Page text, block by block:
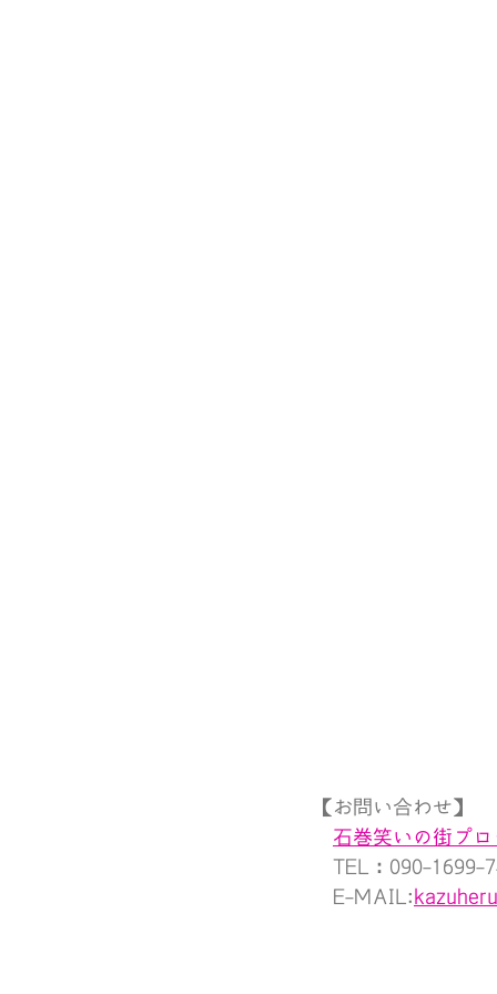
【お問い合わせ】
石巻笑いの街プ
TEL：090-1699-
E-MAIL: